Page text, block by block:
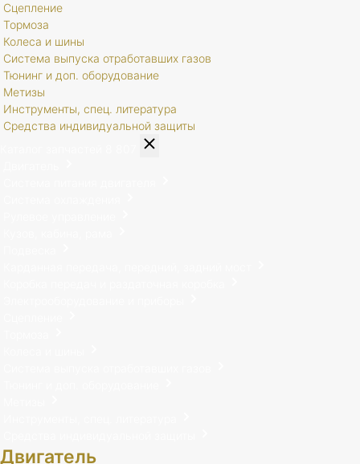
Сцепление
Тормоза
Колеса и шины
Система выпуска отработавших газов
Тюнинг и доп. оборудование
Метизы
Инструменты, спец. литература
Средства индивидуальной защиты
Двигатель